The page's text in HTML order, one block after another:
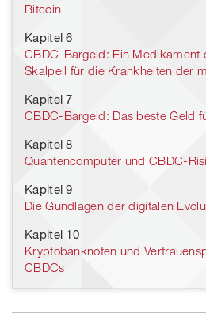
Bitcoin
Kapitel 6
CBDC-Bargeld: Ein Medikament
Skalpell für die Krankheiten der
Kapitel 7
CBDC-Bargeld: Das beste Geld
Kapitel 8
Quantencomputer und CBDC-
Kapitel 9
Die Gundlagen der digitalen
Kapitel 10
Kryptobanknoten und
CBDCs